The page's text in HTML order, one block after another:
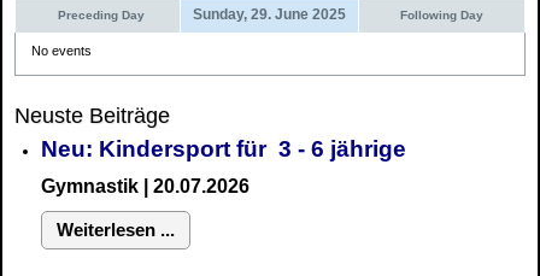
Preceding Day Sunday, 29. June 2025 Following Day
No events
Neuste Beiträge
Neu: Kindersport für 3 - 6 jährige
Gymnastik | 20.07.2026
Weiterlesen ...